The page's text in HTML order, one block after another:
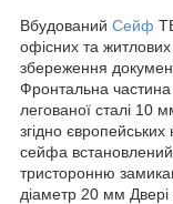
Вбудований Сейф
офісних та
збереження
Фронтальна частина
легованої сталі 10
згідно
сейфа
тристоронню
діаметр 20 мм